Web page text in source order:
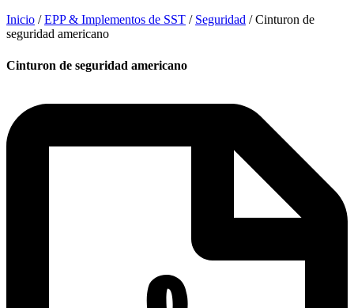
Inicio /EPP & Implementos de SST / Seguridad / Cinturon de
seguridad americano
Cinturon de seguridad americano